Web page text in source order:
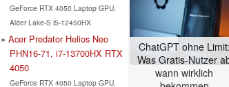
GeForce RTX 4050 Laptop GPU,
Alder Lake-S i5-12450HX
Acer Predator Helios Neo
PHN16-71, i7-13700HX RTX
4050
GeForce RTX 4050 Laptop GPU,
ChatGPT ohne Limit:
Was Gratis-Nutzer
wann wirklich